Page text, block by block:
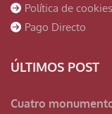
Política de cookies
Pago Directo
ÚLTIMOS POST
Cuatro